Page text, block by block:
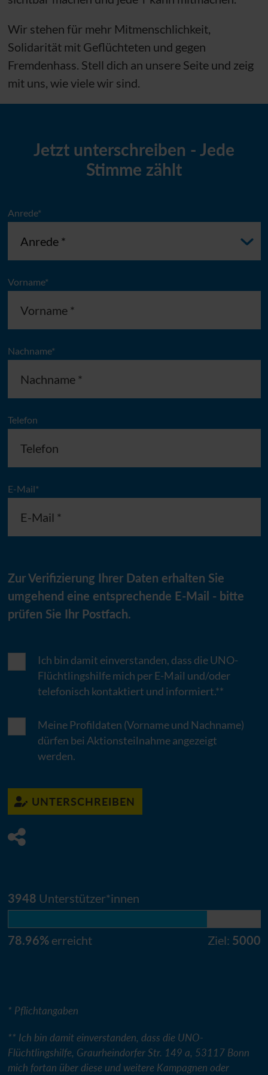
Wir stehen für mehr Mitmenschlichkeit,
Solidarität mit Geflüchteten und gegen
Fremdenhass. Stell dich an unsere Seite und zeig
mit uns, wie viele wir sind.
Jetzt unterschreiben - Jede
Stimme zählt
Anrede*
Vorname*
Nachname*
Telefon
E-Mail*
Zur Verifizierung Ihrer Daten erhalten Sie
umgehend eine entsprechende E-Mail - bitte
prüfen Sie Ihr Postfach.
Ich bin damit einverstanden, dass dieUNO-
Flüchtlingshilfe mich per E-Mail und/oder
telefonisch kontaktiert und informiert.**
Meine Profildaten (Vorname und Nachname)
dürfen bei Aktionsteilnahme angezeigt
werden.
UNTERSCHREIBEN
3948 Unterstützer*innen
78.96%erreicht Ziel: 5000
* Pflichtangaben
** Ich bin damit einverstanden, dass die UNO-
Flüchtlingshilfe, Graurheindorfer Str. 149 a, 53117 Bonn
mich fortan über diese und weitere Kampagnen oder